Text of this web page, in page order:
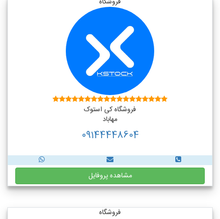
فروشگاه کی استوک
مهاباد
09144448604
مشاهده پروفایل
فروشگاه